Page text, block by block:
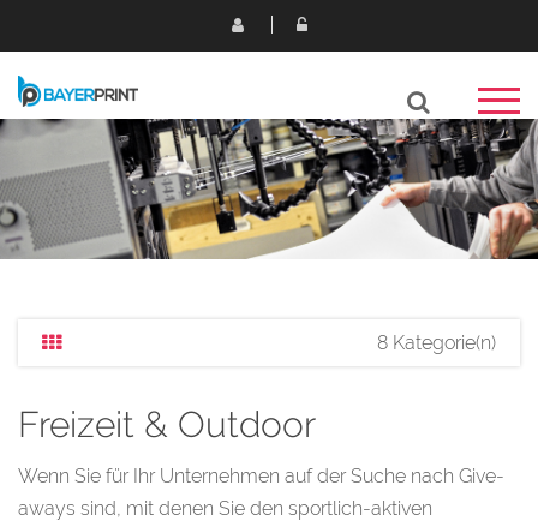
8 Kategorie(n)
Freizeit & Outdoor
Wenn Sie für Ihr Unternehmen auf der Suche nach Give-
aways sind, mit denen Sie den sportlich-aktiven